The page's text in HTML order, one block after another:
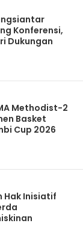
Konferensi,
Dukungan
Methodist-2
Basket
Cup 2026
Hak Inisiatif